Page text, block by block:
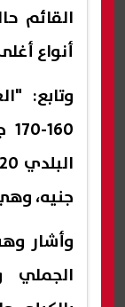
أنواع
وتابع:
جنيه،
وأشار
الجملي